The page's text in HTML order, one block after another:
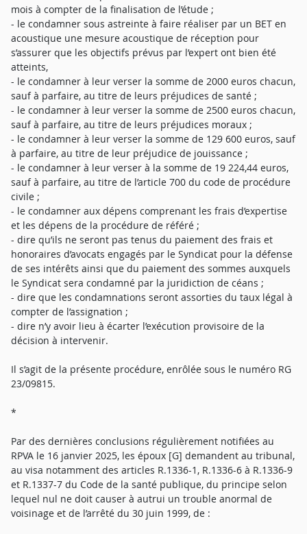
mois à compter de la finalisation de l’étude ;
- le condamner sous astreinte à faire réaliser par un BET en
acoustique une mesure acoustique de réception pour
s’assurer que les objectifs prévus par l’expert ont bien été
atteints,
- le condamner à leur verser la somme de 2000 euros chacun,
sauf à parfaire, au titre de leurs préjudices de santé ;
- le condamner à leur verser la somme de 2500 euros chacun,
sauf à parfaire, au titre de leurs préjudices moraux ;
- le condamner à leur verser la somme de 129 600 euros, sauf
à parfaire, au titre de leur préjudice de jouissance ;
- le condamner à leur verser à la somme de 19 224,44 euros,
sauf à parfaire, au titre de l’article 700 du code de procédure
civile ;
- le condamner aux dépens comprenant les frais d’expertise
et les dépens de la procédure de référé ;
- dire qu’ils ne seront pas tenus du paiement des frais et
honoraires d’avocats engagés par le Syndicat pour la défense
de ses intérêts ainsi que du paiement des sommes auxquels
le Syndicat sera condamné par la juridiction de céans ;
- dire que les condamnations seront assorties du taux légal à
compter de l’assignation ;
- dire n’y avoir lieu à écarter l’exécution provisoire de la
décision à intervenir.
Il s’agit de la présente procédure, enrôlée sous le numéro RG
23/09815.
*
Par des dernières conclusions régulièrement notifiées au
RPVA le 16 janvier 2025, les époux [G] demandent au tribunal,
au visa notamment des articles R.1336-1, R.1336-6 à R.1336-9
et R.1337-7 du Code de la santé publique, du principe selon
lequel nul ne doit causer à autrui un trouble anormal de
voisinage et de l’arrêté du 30 juin 1999, de :